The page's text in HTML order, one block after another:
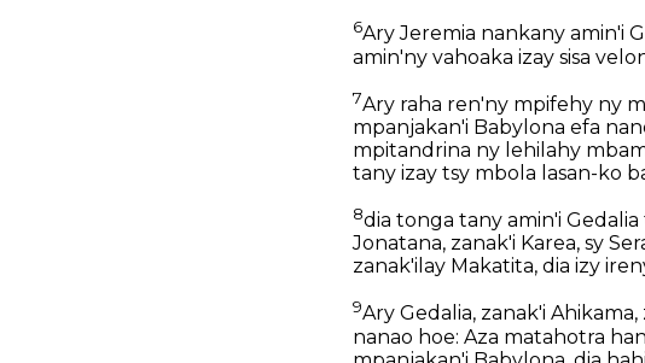
6Ary Jeremia nankany amin'i
amin'ny vahoaka izay sisa
7Ary raha ren'ny mpifehy ny
mpanjakan'i Babylona efa
mpitandrina ny lehilahy
tany izay tsy mbola lasan-ko
8dia tonga tany amin'i Gedalia
Jonatana, zanak'i Karea, sy
zanak'ilay Makatita, dia izy
9Ary Gedalia, zanak'i
nanao hoe: Aza matahotra